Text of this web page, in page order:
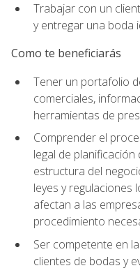
Trabajar con un
y entregar una boda
Como te beneficiarás
Tener un portafolio
comerciales,
herramientas de
Comprender el
legal de
estructura del
leyes y regulaciones
afectan a las
procedimiento
Ser competente en
clientes de bodas y